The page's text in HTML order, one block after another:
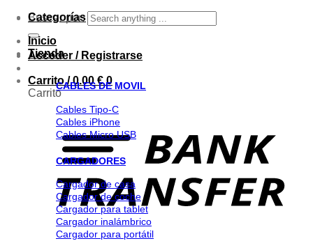
Buscar por:
Acceder / Registrarse
Carrito /0.00€ 0
Carrito
Categorías
Inicio
Tienda
CABLES DE MOVIL
Cables Tipo-C
Cables iPhone
Cables Micro USB
CARGADORES
Cargador de casa
Cargador de coche
Cargador para tablet
Cargador inalámbrico
Cargador para portátil